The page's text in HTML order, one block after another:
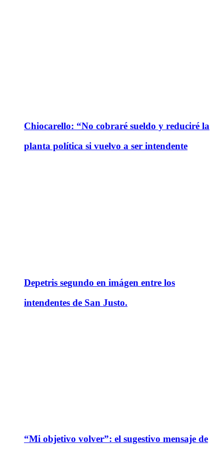
Chiocarello: “No cobraré sueldo y reduciré la
planta política si vuelvo a ser intendente
Depetris segundo en imágen entre los
intendentes de San Justo.
“Mi objetivo volver”: el sugestivo mensaje de